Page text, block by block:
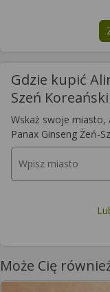
Gdzie kupić
Szeń Koreański
Wskaż swoje miasto,
Panax Ginseng Żeń-
Może Cię